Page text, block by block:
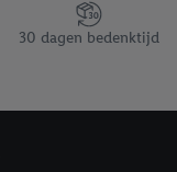
van Lidl.be
30 dagen bedenktijd